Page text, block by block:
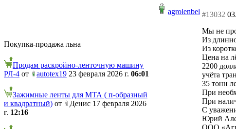
Покупка-продажа льна
Продам раскройно-ленточную машину
РЛ-4 от autotex19 23 февраля 2026 г. 06:01
Зажимные ленты для МТА ( п-образный
и квадратный) от
Денис 17 февраля 2026
г. 12:16
agrolenbel #13032
Мы не
Из
Из
Цена на
2200
учёта
35 тонн
При
При
С
Юрий